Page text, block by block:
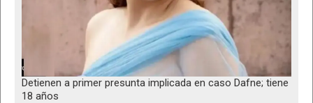
Detienen a primer presunta implicada en caso Dafne; tiene
18 años